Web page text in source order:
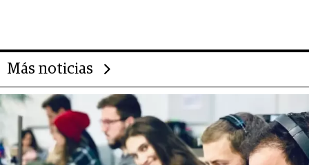
Más noticias